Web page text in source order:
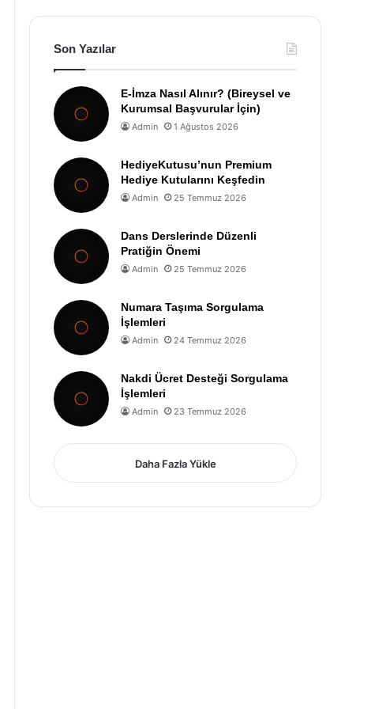
Son Yazılar
E-İmza Nasıl Alınır? (Bireysel ve
Kurumsal Başvurular İçin)
Admin 1 Ağustos 2026
HediyeKutusu’nun Premium
Hediye Kutularını Keşfedin
Admin 25 Temmuz 2026
Dans Derslerinde Düzenli
Pratiğin Önemi
Admin 25 Temmuz 2026
Numara Taşıma Sorgulama
İşlemleri
Admin 24 Temmuz 2026
Nakdi Ücret Desteği Sorgulama
İşlemleri
Admin 23 Temmuz 2026
Daha Fazla Yükle